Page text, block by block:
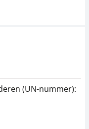
(UN-nummer):